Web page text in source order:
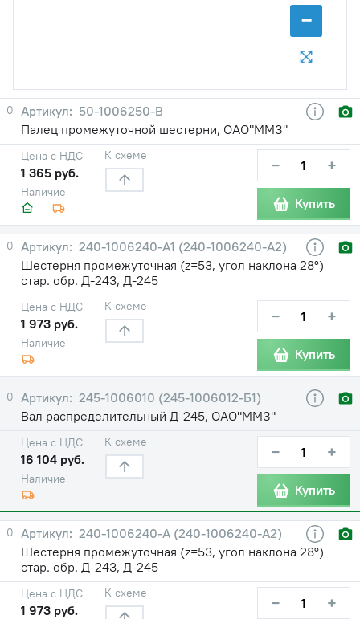
−
0
50-1006250-В
Палец промежуточной шестерни, ОАО"ММЗ"
Наличие
Цена с НДС
1 365 руб.
К схеме − +
Купить
0
240-1006240-А1 (240-1006240-А2)
Шестерня промежуточная (z=53, угол наклона 28°)
стар. обр. Д-243, Д-245
Наличие
Цена с НДС
1 973 руб.
К схеме − +
Купить
0
245-1006010 (245-1006012-Б1)
Вал распределительный Д-245, ОАО"ММЗ"
Наличие
Цена с НДС
16 104 руб.
К схеме − +
Купить
0
240-1006240-А (240-1006240-А2)
Шестерня промежуточная (z=53, угол наклона 28°)
стар. обр. Д-243, Д-245
Цена с НДС
1 973 руб.
К схеме − +